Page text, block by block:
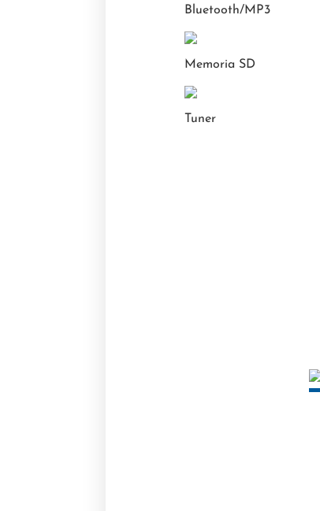
Bluetooth/MP3
Memoria SD
Tuner